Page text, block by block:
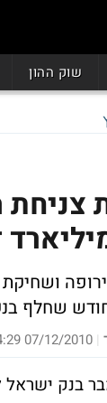
שוק ההון
שחלף
|
07/12/2010 14:29